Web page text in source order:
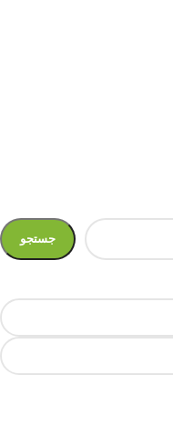
جستجو